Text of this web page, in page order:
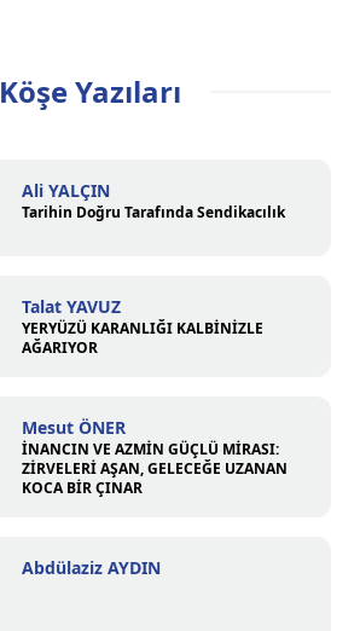
Köşe Yazıları
Ali YALÇIN
Tarihin Doğru Tarafında Sendikacılık
Talat YAVUZ
YERYÜZÜ KARANLIĞI KALBİNİZLE
AĞARIYOR
Mesut ÖNER
İNANCIN VE AZMİN GÜÇLÜ MİRASI:
ZİRVELERİ AŞAN, GELECEĞE UZANAN
KOCA BİR ÇINAR
Abdülaziz AYDIN